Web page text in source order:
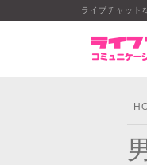
ライブチャット